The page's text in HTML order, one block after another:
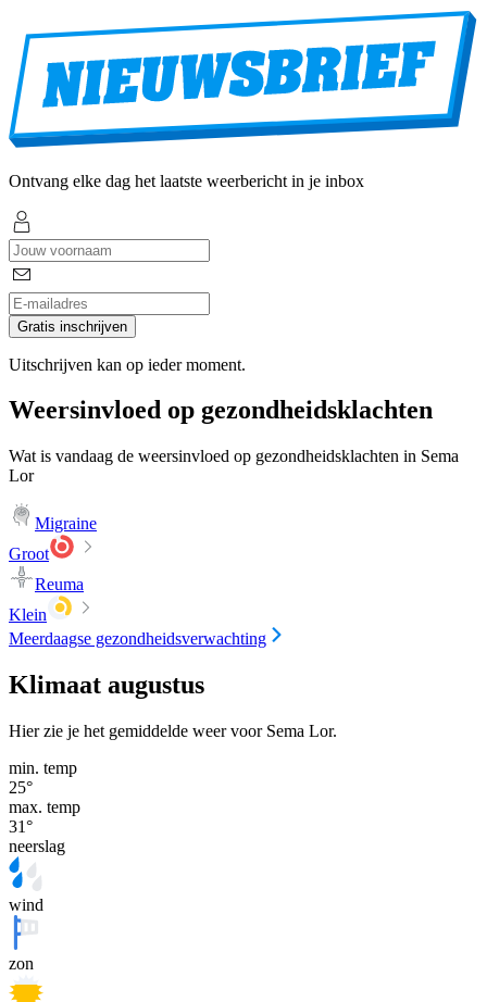
Ontvang elke dag het laatste weerbericht in je inbox
Gratis inschrijven
Uitschrijven kan op ieder moment.
Weersinvloed op gezondheidsklachten
Wat is vandaag de weersinvloed op gezondheidsklachten in Sema
Lor
Migraine
Groot
Reuma
Klein
Meerdaagse gezondheidsverwachting
Klimaat augustus
Hier zie je het gemiddelde weer voor Sema Lor.
min. temp
25°
max. temp
31°
neerslag
wind
zon